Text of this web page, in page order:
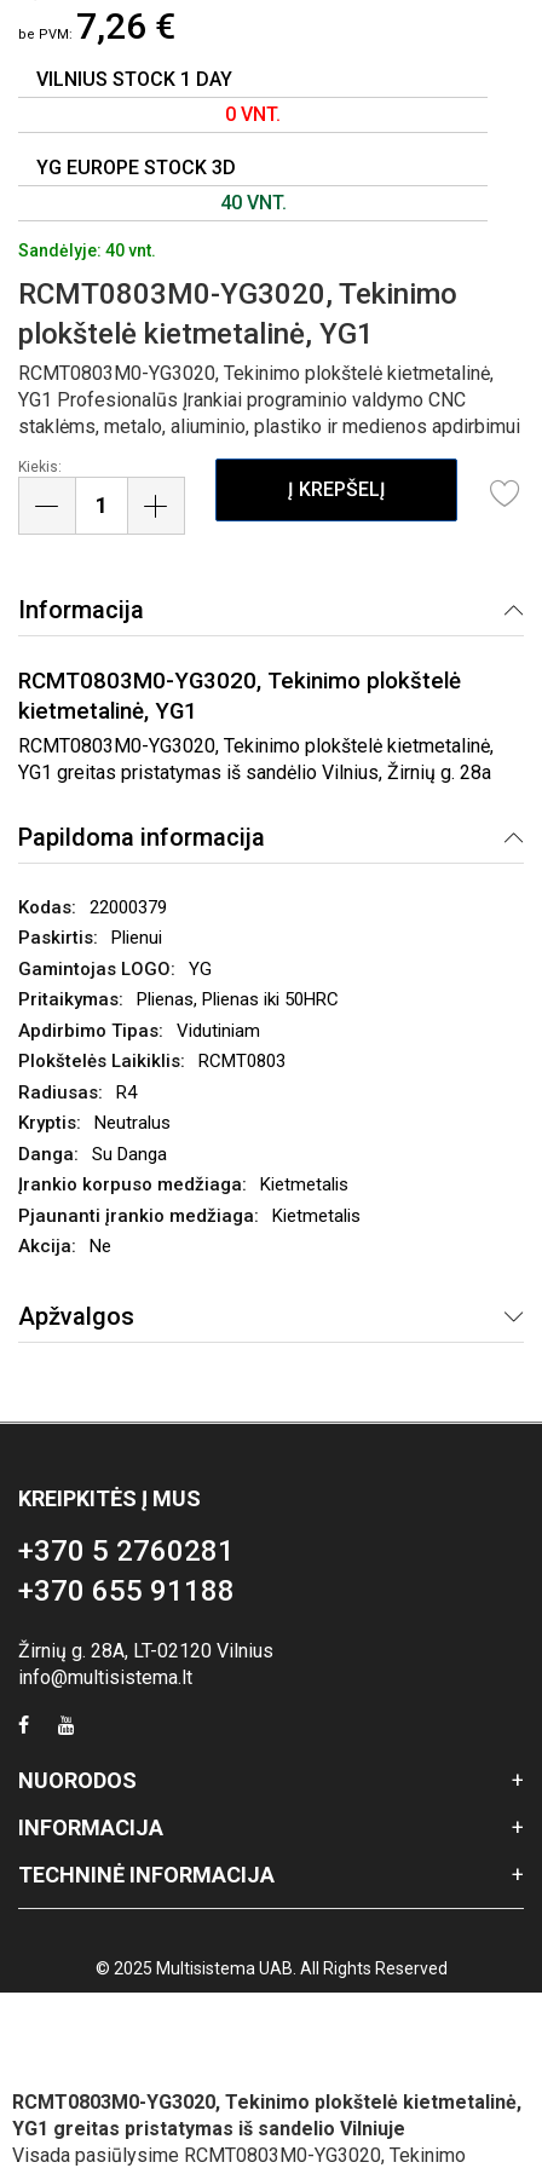
PAVEIKSLĖLIŲ
GALERIJOS
PRADŽIĄ
7,26 €
VILNIUS STOCK 1 DAY
0 VNT.
YG EUROPE STOCK 3D
40 VNT.
Sandėlyje: 40 vnt.
RCMT0803M0-YG3020, Tekinimo
plokštelė kietmetalinė, YG1
RCMT0803M0-YG3020, Tekinimo plokštelė kietmetalinė,
YG1 Profesionalūs Įrankiai programinio valdymo CNC
staklėms, metalo, aliuminio, plastiko ir medienos apdirbimui
Kiekis:
Į KREPŠELĮ
Informacija
RCMT0803M0-YG3020, Tekinimo plokštelė
kietmetalinė, YG1
RCMT0803M0-YG3020, Tekinimo plokštelė kietmetalinė,
YG1 greitas pristatymas iš sandėlio Vilnius, Žirnių g. 28a
Papildoma informacija
22000379
Plienui
YG
Plienas, Plienas iki 50HRC
Vidutiniam
RCMT0803
R4
Neutralus
Su Danga
Kietmetalis
Kietmetalis
Ne
Apžvalgos
KREIPKITĖS Į MUS
+370 5 2760281
+370 655 91188
Žirnių g. 28A, LT-02120 Vilnius
info@multisistema.lt
NUORODOS
INFORMACIJA
TECHNINĖ INFORMACIJA
© 2025 Multisistema UAB. All Rights Reserved
RCMT0803M0-YG3020, Tekinimo plokštelė kietmetalinė,
YG1 greitas pristatymas iš sandelio Vilniuje
Visada pasiūlysime RCMT0803M0-YG3020, Tekinimo